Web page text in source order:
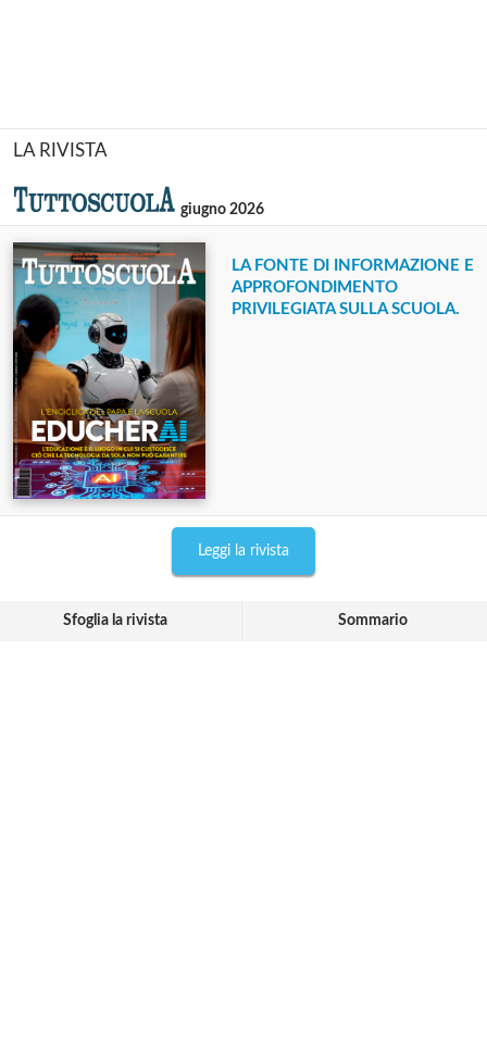
LA RIVISTA
giugno 2026
LA FONTE DI INFORMAZIONE E
APPROFONDIMENTO
PRIVILEGIATA SULLA SCUOLA.
Leggi la rivista
Sfoglia la rivista Sommario